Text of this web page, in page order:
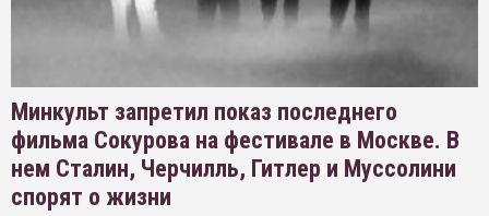
Минкульт запретил показ последнего
фильма Сокурова на фестивале в Москве. В
нем Сталин, Черчилль, Гитлер и Муссолини
спорят о жизни